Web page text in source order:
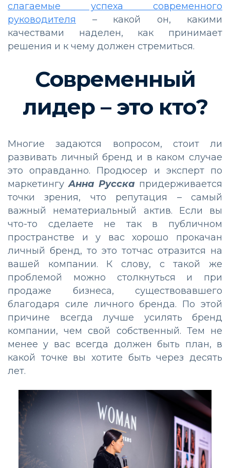
слагаемые успеха современного
руководителя – какой он, какими
качествами наделен, как принимает
решения и к чему должен стремиться.
Современный
лидер – это кто?
Многие задаются вопросом, стоит ли
развивать личный бренд и в каком случае
это оправданно. Продюсер и эксперт по
маркетингуАнна Русска придерживается
точки зрения, что репутация – самый
важный нематериальный актив. Если вы
что-то сделаете не так в публичном
пространстве и у вас хорошо прокачан
личный бренд, то это тотчас отразится на
вашей компании. К слову, с такой же
проблемой можно столкнуться и при
продаже бизнеса, существовавшего
благодаря силе личного бренда. По этой
причине всегда лучше усилять бренд
компании, чем свой собственный. Тем не
менее у вас всегда должен быть план, в
какой точке вы хотите быть через десять
лет.